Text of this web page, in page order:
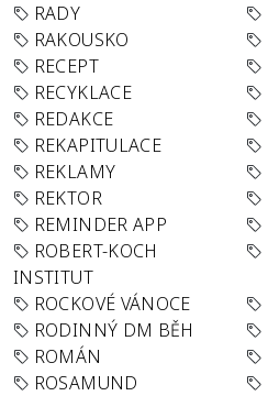
RADY
RAKOUSKO
RECEPT
RECYKLACE
REDAKCE
REKAPITULACE
REKLAMY
REKTOR
REMINDER APP
ROBERT-KOCH
INSTITUT
ROCKOVÉ VÁNOCE
RODINNÝ DM BĚH
ROMÁN
ROSAMUND